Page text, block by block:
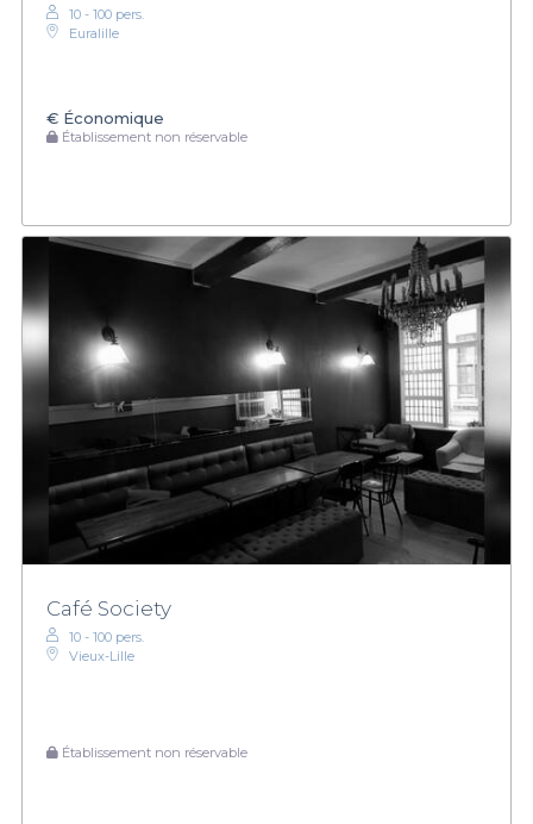
10 - 100 pers.
Euralille
€ Économique
Établissement non réservable
Café Society
10 - 100 pers.
Vieux-Lille
Établissement non réservable